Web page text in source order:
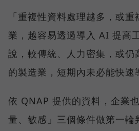
「重複性資料處理越多，或
業，越容易透過導入 AI 提高
說，較傳統、人力密集，或仍
的製造業，短期內未必能快速
依 QNAP 提供的資料，企業
量、敏感」三個條件做第一輪